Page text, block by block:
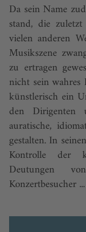
Da sein Name
stand, die
vielen anderen
Musikszene
zu ertragen
nicht sein wahres
künstlerisch ein
den Dirigenten
auratische,
gestalten. In
Kontrolle der
Deutungen
Konzertbesucher ...